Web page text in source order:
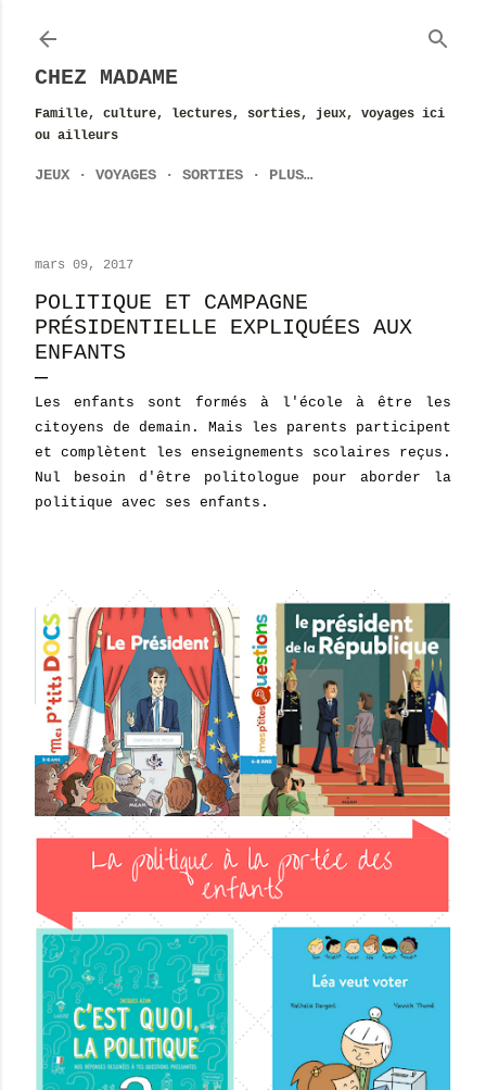
CHEZ MADAME
Famille, culture, lectures, sorties, jeux, voyages ici
ou ailleurs
JEUX VOYAGES SORTIES PLUS…
mars 09, 2017
POLITIQUE ET CAMPAGNE
PRÉSIDENTIELLE EXPLIQUÉES AUX
ENFANTS
Les enfants sont formés à l'école à être les
citoyens de demain. Mais les parents participent
et complètent les enseignements scolaires reçus.
Nul besoin d'être politologue pour aborder la
politique avec ses enfants.